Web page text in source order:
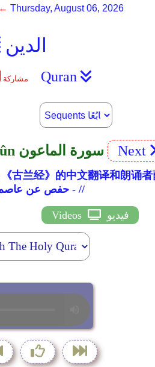
الدين
Thursday, August 06, 2026
مشاركة Quran
107. Surah Al-Mâ'ûn سورة الماعون Next
古兰经》的中文翻译和朗诵者
// - Hafs for Assem حفص عن عاصم - //
Videos فيديو